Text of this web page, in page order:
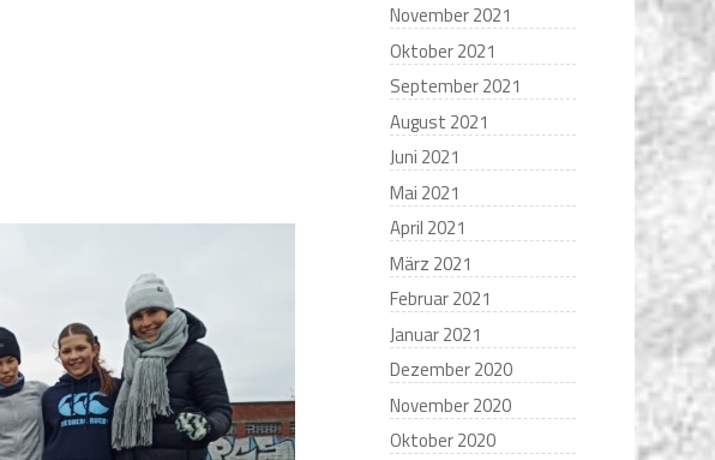
November 2021
Oktober 2021
September 2021
August 2021
Juni 2021
Mai 2021
April 2021
März 2021
Februar 2021
Januar 2021
Dezember 2020
November 2020
Oktober 2020